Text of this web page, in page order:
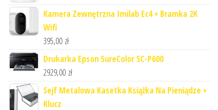
Kamera Zewnętrzna Imilab Ec4 + Bramka 2K
Wifi
395,00 zł
Drukarka Epson SureColor SC-P600
2929,00 zł
Sejf Metalowa Kasetka Książka Na Pieniądze +
Klucz